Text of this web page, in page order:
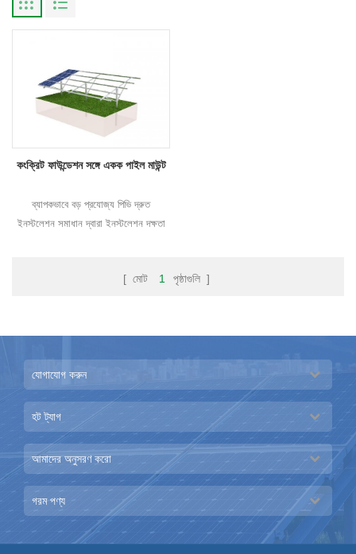
কংক্রিট ফাউন্ডেশন সঙ্গে একক পাইল মাউন্ট
ব্যাপকভাবে বড় প্রযোজ্য পিভি দ্রুত
ইনস্টলেশন সমাধান দ্বারা ইনস্টলেশন দক্ষতা
[ মোট 1 পৃষ্ঠাগুলি ]
যোগাযোগ করুন
হট ট্যাগ
আমাদের অনুসরণ করো
গরম পণ্য